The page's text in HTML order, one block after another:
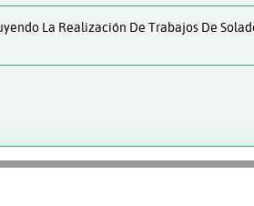
La Realización De Trabajos De